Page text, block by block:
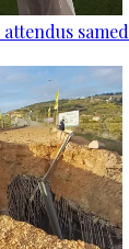
attendus